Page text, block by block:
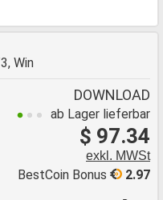
Win
DOWNLOAD
ab Lager lieferbar
$ 97.34
exkl. MWSt
2.97
BestCoin Bonus